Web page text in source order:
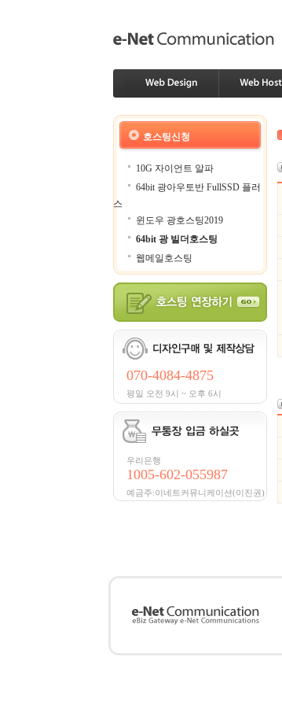
호스팅신청
10G 자이언트 알파
64bit 광아우토반 FullSSD 플러
스
윈도우 광호스팅2019
64bit 광 빌더호스팅
웹메일호스팅
070-4084-4875
평일 오전 9시 ~ 오후 6시
우리은행
1005-602-055987
예금주:이네트커뮤니케이션(이진권)